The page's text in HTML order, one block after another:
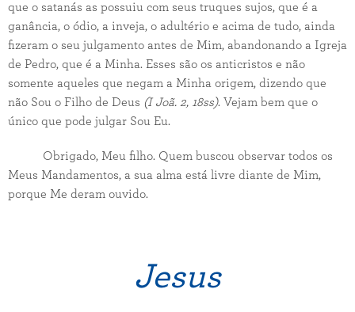
que o satanás as possuiu com seus truques sujos, que é a
ganância, o ódio, a inveja, o adultério e acima de tudo, ainda
fizeram o seu julgamento antes de Mim, abandonando a Igreja
de Pedro, que é a Minha. Esses são os anticristos e não
somente aqueles que negam a Minha origem, dizendo que
não Sou o Filho de Deus (I Joã. 2, 18ss). Vejam bem que o
único que pode julgar Sou Eu.
Obrigado, Meu filho. Quem buscou observar todos os
Meus Mandamentos, a sua alma está livre diante de Mim,
porque Me deram ouvido.
Jesus